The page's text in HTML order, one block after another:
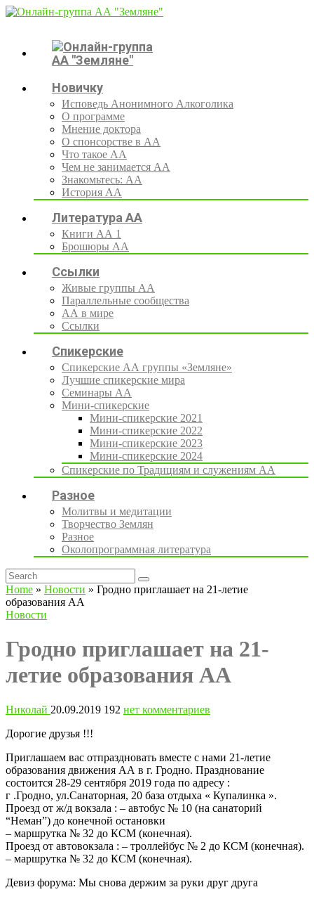
Новичку
Исповедь Анонимного Алкоголика
О программе
Мнение доктора
О спонсорстве в АА
Что такое АА
Чем не занимается АА
Знакомьтесь: АА
История АА
Литература АА
Книги АА 1
Брошюры АА
Ссылки
Живые группы АА
Параллельные сообщества
АА в мире
Ссылки
Спикерские
Спикерские АА группы «Земляне»
Лучшие спикерские мира
Семинары АА
Мини-спикерские
Мини-спикерские 2021
Мини-спикерские 2022
Мини-спикерские 2023
Мини-спикерские 2024
Спикерские по Традициям и служениям АА
Разное
Молитвы и медитации
Творчество Землян
Разное
Околопрограммная литература
Home » Новости » Гродно приглашает на 21-летие
образования АА
Новости
Гродно приглашает на 21-
летие образования АА
Николай 20.09.2019 192 нет комментариев
Дорогие друзья !!!
Приглашаем вас отпраздновать вместе с нами 21-летие
образования движения АА в г. Гродно. Празднование
состоится 28-29 сентября 2019 года по адресу :
г .Гродно, ул.Санаторная, 20 база отдыха « Купалинка ».
Проезд от ж/д вокзала : – автобус № 10 (на санаторий
“Неман”) до конечной остановки
– маршрутка № 32 до КСМ (конечная).
Проезд от автовокзала : – троллейбус № 2 до КСМ (конечная).
– маршрутка № 32 до КСМ (конечная).
Девиз форума: Мы снова держим за руки друг друга